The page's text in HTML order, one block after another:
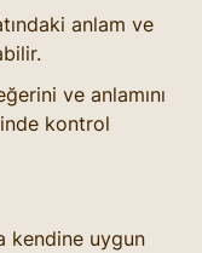
anlam ve
ve anlamını
kontrol
kendine uygun